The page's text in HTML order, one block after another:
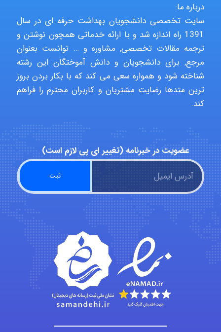
درباره ما:
سایت تخصصی دانشجویان بهداشت حرفه ای در سال
1391 راه اندازه شد و با ارائه خدماتی همچون نوشتن و
ترجمه مقالات تخصصی, مشاوره و … توانست بعنوان
مرجع, برای دانشجویان و دانش آموختگان این رشته
شناخته شود و همواره سعی می کند که با بکار بردن بروز
ترین متدها رضایت مشتریان و کاربران محترم را فراهم
کند.
عضویت در خبرنامه (تغییر ای پی لازم است)